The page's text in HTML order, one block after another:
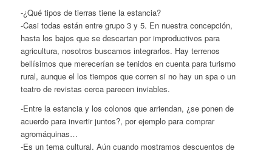
-¿Qué tipos de tierras tiene la estancia?
-Casi todas están entre grupo 3 y 5. En nuestra concepción,
hasta los bajos que se descartan por improductivos para
agricultura, nosotros buscamos integrarlos. Hay terrenos
bellísimos que merecerían se tenidos en cuenta para turismo
rural, aunque el los tiempos que corren si no hay un spa o un
teatro de revistas cerca parecen inviables.
-Entre la estancia y los colonos que arriendan, ¿se ponen de
acuerdo para invertir juntos?, por ejemplo para comprar
agromáquinas…
-Es un tema cultural. Aún cuando mostramos descuentos de